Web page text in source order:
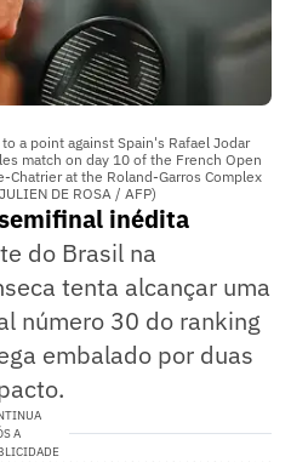
a point against Spain's Rafael Jodar
match on day 10 of the French Open
at the Roland-Garros Complex
DE ROSA / AFP)
inédita
do Brasil na
tenta alcançar uma
número 30 do ranking
embalado por duas
A